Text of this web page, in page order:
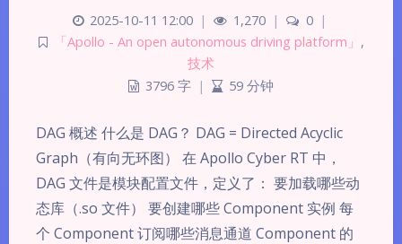
2025-10-11 12:00 | 1,270 | 0
|
「Apollo - An open autonomous driving platform」 ,
技术
3796 字 | 59 分钟
DAG 概述 什么是 DAG？ DAG = Directed Acyclic
Graph（有向无环图） 在 Apollo Cyber RT 中，
DAG 文件是模块配置文件，定义了： 要加载哪些动
态库（.so 文件） 要创建哪些 Component 实例 每
个 Component 订阅哪些消息通道 Component 的